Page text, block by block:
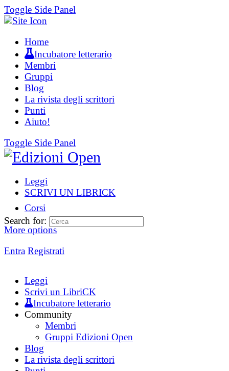
Toggle Side Panel
Home
Incubatore letterario
Membri
Gruppi
Blog
La rivista degli scrittori
Punti
Aiuto!
Toggle Side Panel
Leggi
SCRIVI UN LIBRICK
Corsi
More options
Entra Registrati
Search for:
Leggi
Scrivi un LibriCK
Incubatore letterario
Community
Membri
Gruppi Edizioni Open
Blog
La rivista degli scrittori